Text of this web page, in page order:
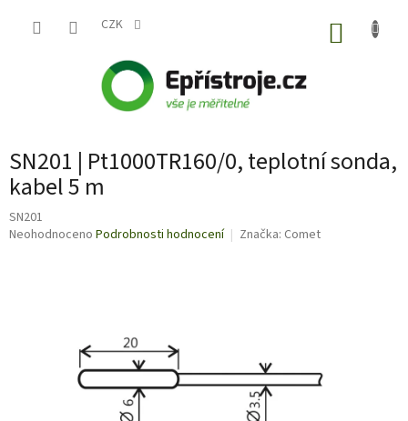
CZK
SN201 | Pt1000TR160/0, teplotní sonda,
kabel 5 m
SN201
Průměrné
Neohodnoceno Podrobnosti hodnocení Značka: Comet